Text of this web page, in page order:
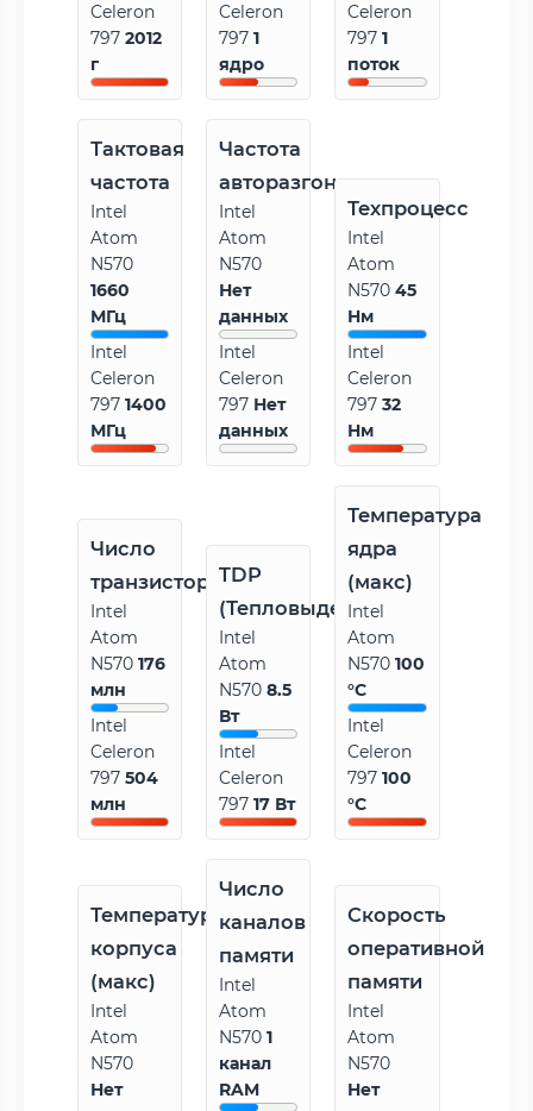
Celeron
797 2012
г
Celeron
7971
ядро
Celeron
7971
поток
Тактовая
частота
Intel
Atom
N570
1660
МГц
Intel
Celeron
797 1400
МГц
Частота
авторазгона
Intel
Atom
N570
Нет
данных
Intel
Celeron
797 Нет
данных
Техпроцесс
Intel
Atom
N57045
Нм
Intel
Celeron
79732
Нм
Число
транзисторов
Intel
Atom
N570 176
млн
Intel
Celeron
797 504
млн
TDP
(Тепловыделение)
Intel
Atom
N5708.5
Вт
Intel
Celeron
79717 Вт
Температура
ядра
(макс)
Intel
Atom
N570100
°C
Intel
Celeron
797100
°C
Температура
корпуса
(макс)
Intel
Atom
N570
Нет
Число
каналов
памяти
Intel
Atom
N5701
канал
RAM
Скорость
оперативной
памяти
Intel
Atom
N570
Нет